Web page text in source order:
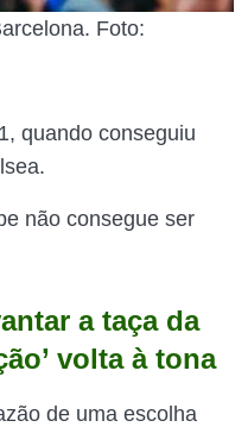
Foto:
quando conseguiu
não consegue ser
a taça da
volta à tona
de uma escolha